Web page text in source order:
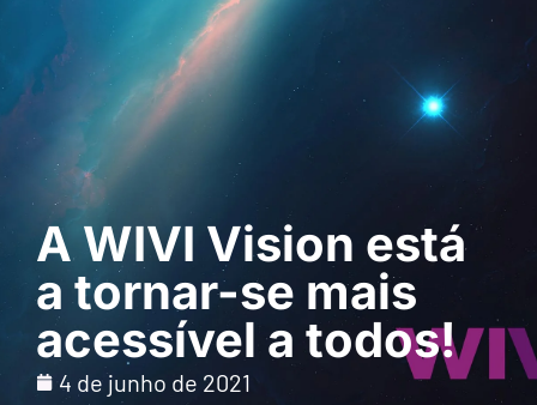
Pedir uma
demonstração
A WIVI Vision está
a tornar-se mais
acessível a todos!
4 de junho de 2021